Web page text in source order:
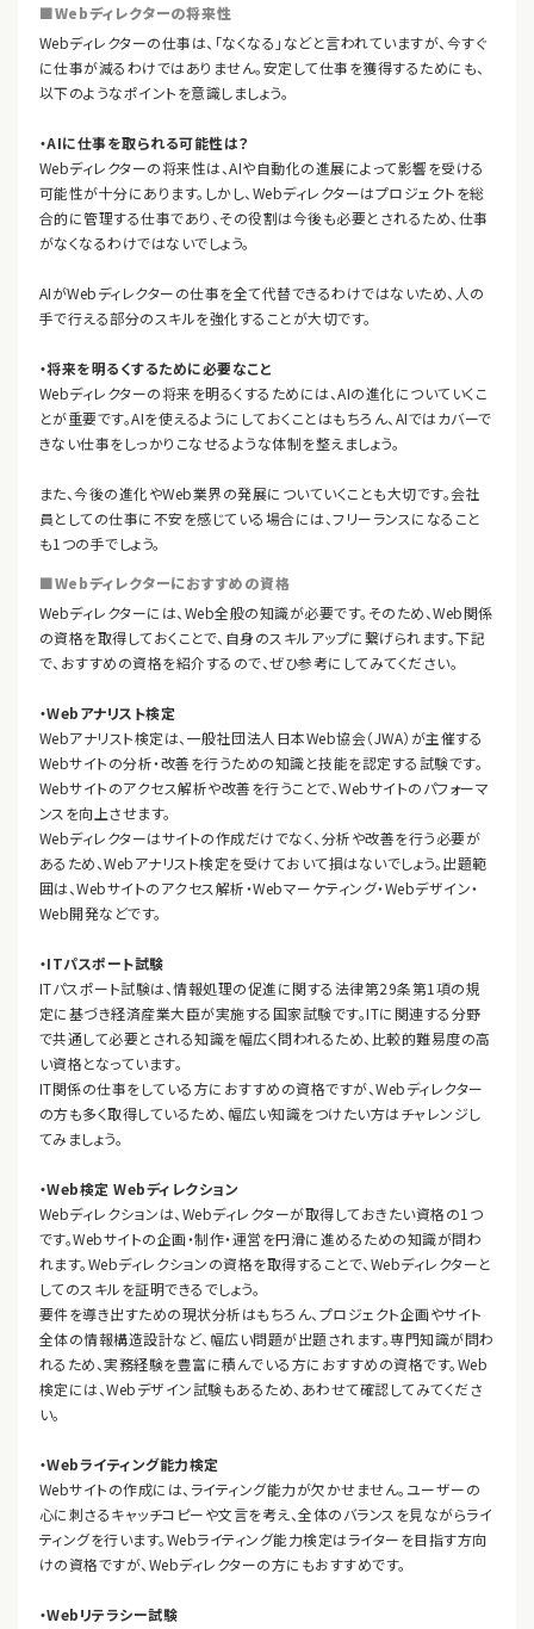
■Webディレクターの将来性
Webディレクターの仕事は、「なくなる」などと言われていますが、今すぐ
に仕事が減るわけではありません。安定して仕事を獲得するためにも、
以下のようなポイントを意識しましょう。
・AIに仕事を取られる可能性は？
Webディレクターの将来性は、AIや自動化の進展によって影響を受ける
可能性が十分にあります。しかし、Webディレクターはプロジェクトを総
合的に管理する仕事であり、その役割は今後も必要とされるため、仕事
がなくなるわけではないでしょう。
AIがWebディレクターの仕事を全て代替できるわけではないため、人の
手で行える部分のスキルを強化することが大切です。
・将来を明るくするために必要なこと
Webディレクターの将来を明るくするためには、AIの進化についていくこ
とが重要です。AIを使えるようにしておくことはもちろん、AIではカバーで
きない仕事をしっかりこなせるような体制を整えましょう。
また、今後の進化やWeb業界の発展についていくことも大切です。会社
員としての仕事に不安を感じている場合には、フリーランスになること
も1つの手でしょう。
■Webディレクターにおすすめの資格
Webディレクターには、Web全般の知識が必要です。そのため、Web関係
の資格を取得しておくことで、自身のスキルアップに繋げられます。下記
で、おすすめの資格を紹介するので、ぜひ参考にしてみてください。
・Webアナリスト検定
Webアナリスト検定は、一般社団法人日本Web協会（JWA）が主催する
Webサイトの分析・改善を行うための知識と技能を認定する試験です。
Webサイトのアクセス解析や改善を行うことで、Webサイトのパフォーマ
ンスを向上させます。
Webディレクターはサイトの作成だけでなく、分析や改善を行う必要が
あるため、Webアナリスト検定を受けておいて損はないでしょう。出題範
囲は、Webサイトのアクセス解析・Webマーケティング・Webデザイン・
Web開発などです。
・ITパスポート試験
ITパスポート試験は、情報処理の促進に関する法律第29条第1項の規
定に基づき経済産業大臣が実施する国家試験です。ITに関連する分野
で共通して必要とされる知識を幅広く問われるため、比較的難易度の高
い資格となっています。
IT関係の仕事をしている方におすすめの資格ですが、Webディレクター
の方も多く取得しているため、幅広い知識をつけたい方はチャレンジし
てみましょう。
・Web検定 Webディレクション
Webディレクションは、Webディレクターが取得しておきたい資格の1つ
です。Webサイトの企画・制作・運営を円滑に進めるための知識が問わ
れます。Webディレクションの資格を取得することで、Webディレクターと
してのスキルを証明できるでしょう。
要件を導き出すための現状分析はもちろん、プロジェクト企画やサイト
全体の情報構造設計など、幅広い問題が出題されます。専門知識が問わ
れるため、実務経験を豊富に積んでいる方におすすめの資格です。Web
検定には、Webデザイン試験もあるため、あわせて確認してみてくださ
い。
・Webライティング能力検定
Webサイトの作成には、ライティング能力が欠かせません。ユーザーの
心に刺さるキャッチコピーや文言を考え、全体のバランスを見ながらライ
ティングを行います。Webライティング能力検定はライターを目指す方向
けの資格ですが、Webディレクターの方にもおすすめです。
・Webリテラシー試験